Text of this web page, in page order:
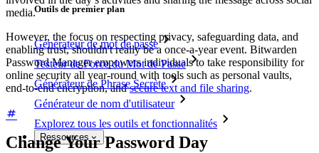
Outils de premier plan
Générateur de mot de passe
Testeur de Force du Mot de Passe
Générateur de Phrase Secrète
Générateur de nom d'utilisateur
Explorez tous les outils et fonctionnalités
Ressources
media.
However, the focus on respecting privacy, safeguarding data, and
enabling trust, shouldn't really be a once-a-year event. Bitwarden
Password Manager empowers individuals to take responsibility for
online security all year-round with tools such as personal vaults,
end-to-end encryption, andsecure text and file sharing.
Change Your Password Day